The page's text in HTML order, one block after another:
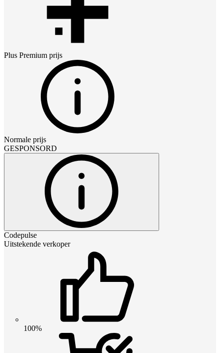
Plus Premium prijs
Normale prijs
GESPONSORD
Codepulse
Uitstekende verkoper
100%